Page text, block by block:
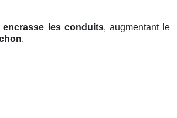
encrasse les conduits, augmentant le
.